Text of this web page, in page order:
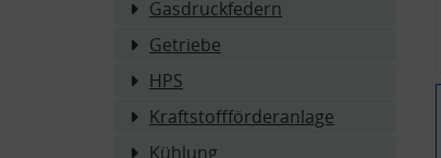
Gasdruckfedern
Getriebe
HPS
Kraftstoffförderanlage
Kühlung